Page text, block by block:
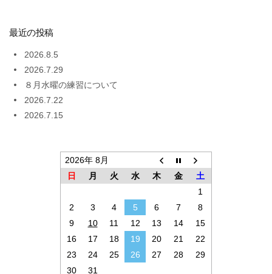
最近の投稿
2026.8.5
2026.7.29
８月水曜の練習について
2026.7.22
2026.7.15
2026年 8月
日
月 火 水 木 金
土
1
2
3 4 5 6 7
8
9
10 11 12 13 14
15
16
17 18 19 20 21
22
23
24 25 26 27 28
29
30
31